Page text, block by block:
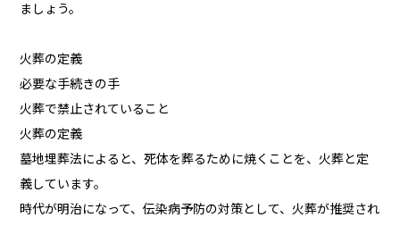
ましょう。
火葬の定義
必要な手続きの手
火葬で禁止されていること
火葬の定義
墓地埋葬法によると、死体を葬るために焼くことを、火葬と定
義しています。
時代が明治になって、伝染病予防の対策として、火葬が推奨され